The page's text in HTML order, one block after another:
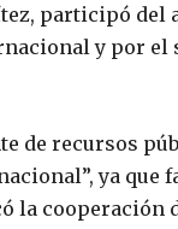
participó del
y por el
de recursos
ya
la cooperación